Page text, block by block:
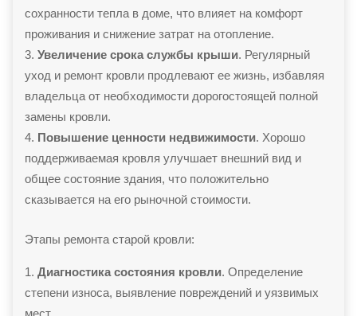
сохранности тепла в доме, что влияет на комфорт
проживания и снижение затрат на отопление.
Увеличение срока службы крыши. Регулярный
уход и ремонт кровли продлевают ее жизнь, избавляя
владельца от необходимости дорогостоящей полной
замены кровли.
Повышение ценности недвижимости. Хорошо
поддерживаемая кровля улучшает внешний вид и
общее состояние здания, что положительно
сказывается на его рыночной стоимости.
Этапы ремонта старой кровли:
Диагностика состояния кровли. Определение
степени износа, выявление повреждений и уязвимых
мест.